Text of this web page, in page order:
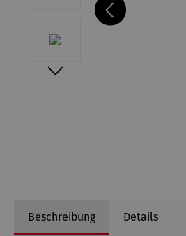
Beschreibung Details